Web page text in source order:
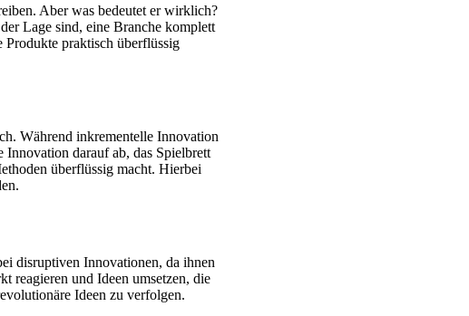
Aber was bedeutet er wirklich?
Lage sind, eine Branche komplett
Produkte praktisch überflüssig
Während inkrementelle Innovation
Innovation darauf ab, das Spielbrett
überflüssig macht. Hierbei
disruptiven Innovationen, da ihnen
reagieren und Ideen umsetzen, die
Ideen zu verfolgen.